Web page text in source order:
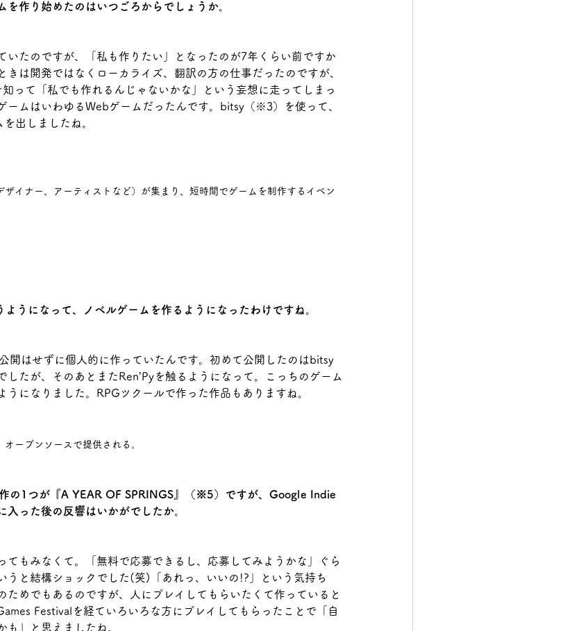
作り始めたのはいつごろからでしょうか。
いたのですが、「私も作りたい」となったのが7年くらい前ですか
きは開発ではなくローカライズ、翻訳の方の仕事だったのですが、
って「私でも作れるんじゃないかな」という妄想に走ってしまっ
ームはいわゆるWebゲームだったんです。bitsy（※3）を使って、
出しましたね。
イナー、アーティストなど）が集まり、短時間でゲームを制作するイベン
うになって、ノベルゲームを作るようになったわけですね。
開はせずに個人的に作っていたんです。初めて公開したのはbitsy
したが、そのあとまたRen’Pyを触るようになって。こっちのゲーム
うになりました。RPGツクールで作った作品もありますね。
ープンソースで提供される。
の1つが『A YEAR OF SPRINGS』（※5）ですが、Google Indie
った後の反響はいかがでしたか。
てもみなくて。「無料で応募できるし、応募してみようかな」ぐら
うと結構ショックでした(笑)「あれっ、いいの!?」という気持ち
ためでもあるのですが、人にプレイしてもらいたくて作っていると
Festivalを経ていろいろな方にプレイしてもらったことで「自
も」と思えましたね。